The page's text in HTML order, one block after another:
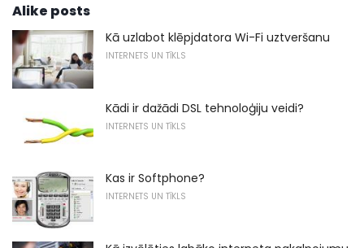
Alike posts
Kā uzlabot klēpjdatora Wi-Fi uztveršanu
INTERNETS UN TĪKLS
Kādi ir dažādi DSL tehnoloģiju veidi?
INTERNETS UN TĪKLS
Kas ir Softphone?
INTERNETS UN TĪKLS